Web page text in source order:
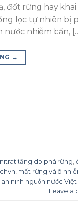
đốt rừng hay
lọc tự nhiên bị
nước nhiễm bẩn,
→
nitrat tăng do phá rừng,
, mất rừng và ô
ninh nguồn nước Việt
Leave a